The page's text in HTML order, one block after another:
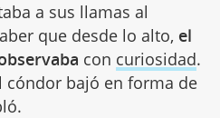
a sus llamas al
que desde lo alto, el
con curiosidad.
cóndor bajó en forma de